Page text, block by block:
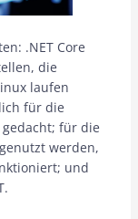
.NET Core
die
laufen
für die
für die
werden,
und